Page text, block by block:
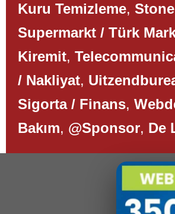
Kuru Temizleme,
Supermarkt / Türk
Kiremit,
/ Nakliyat,
Sigorta / Finans,
Bakım, @Sponsor, De